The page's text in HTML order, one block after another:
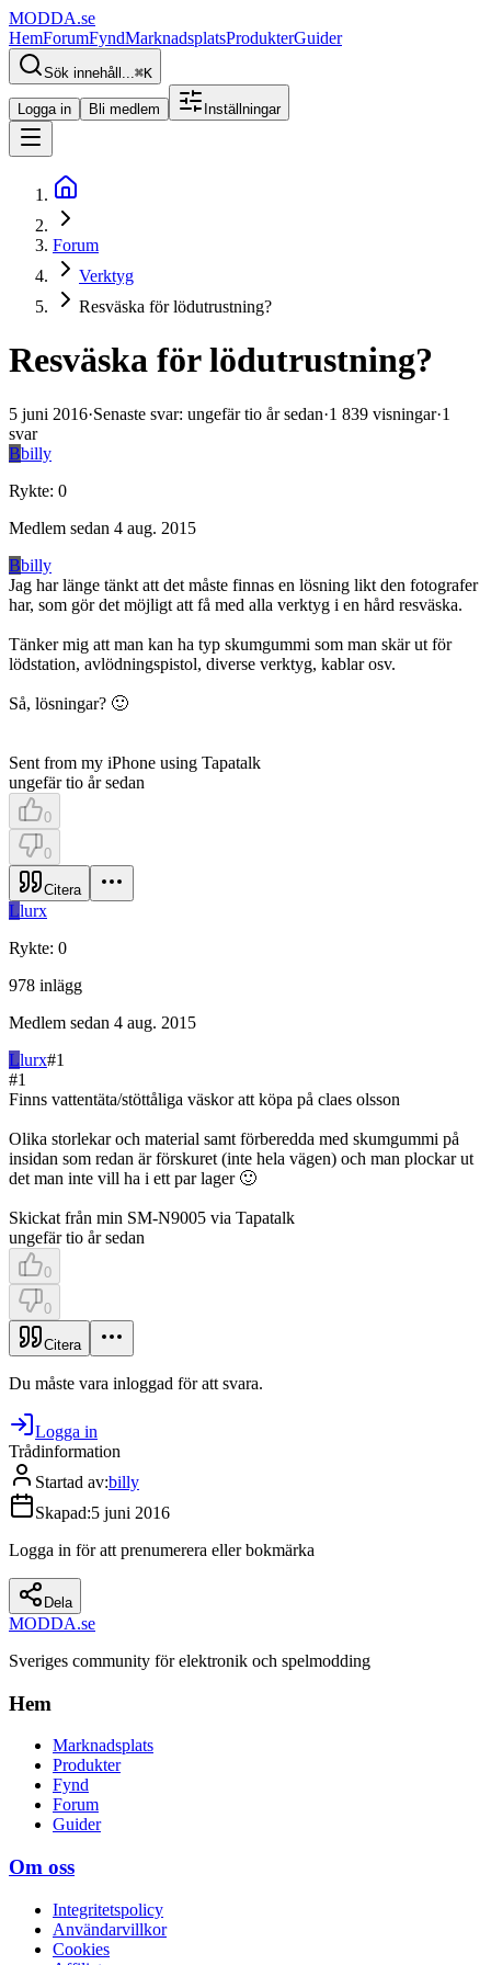
MODDA.se
HemForumFyndMarknadsplatsProdukterGuider
Sök innehåll...⌘K
Logga in Bli medlem Inställningar
Forum
Verktyg
Resväska för lödutrustning?
Resväska för lödutrustning?
5 juni 2016·Senaste svar: ungefär tio år sedan·1 839 visningar·1
svar
Bbilly
Rykte: 0
Medlem sedan 4 aug. 2015
Bbilly
Jag har länge tänkt att det måste finnas en lösning likt den fotografer
har, som gör det möjligt att få med alla verktyg i en hård resväska.
Tänker mig att man kan ha typ skumgummi som man skär ut för
lödstation, avlödningspistol, diverse verktyg, kablar osv.
Så, lösningar? 🙂
Sent from my iPhone using Tapatalk
ungefär tio år sedan
0
0
Citera
Llurx
Rykte: 0
978 inlägg
Medlem sedan 4 aug. 2015
Llurx#1
#1
Finns vattentäta/stöttåliga väskor att köpa på claes olsson
Olika storlekar och material samt förberedda med skumgummi på
insidan som redan är förskuret (inte hela vägen) och man plockar ut
det man inte vill ha i ett par lager 🙂
Skickat från min SM-N9005 via Tapatalk
ungefär tio år sedan
0
0
Citera
Du måste vara inloggad för att svara.
Logga in
Trådinformation
Startad av:billy
Skapad:5 juni 2016
Logga in för att prenumerera eller bokmärka
Dela
MODDA.se
Sveriges community för elektronik och spelmodding
Hem
Marknadsplats
Produkter
Fynd
Forum
Guider
Om oss
Integritetspolicy
Användarvillkor
Cookies